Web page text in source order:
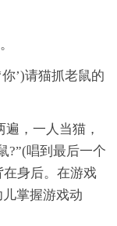
’)请猫抓老鼠的
，一人当猫，
?”(唱到最后一个
身后。在游戏
掌握游戏动